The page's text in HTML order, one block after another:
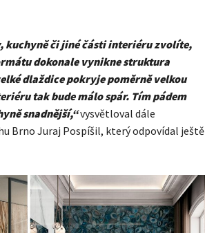
kuchyně či jiné části interiéru zvolíte,
dokonale vynikne struktura
dlaždice pokryje poměrně velkou
tak bude málo spár. Tím pádem
snadnější,“vysvětloval dále
Brno Juraj Pospíšil, který odpovídal ještě